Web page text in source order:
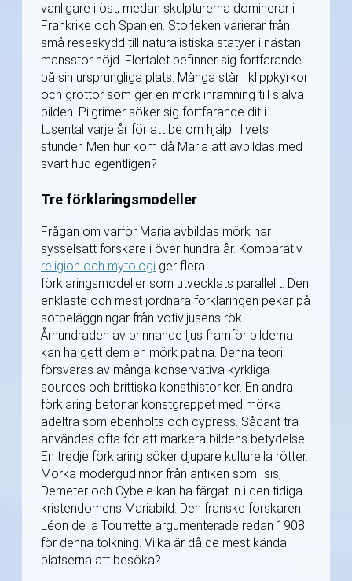
vanligare i öst, medan skulpturerna dominerar i
Frankrike och Spanien. Storleken varierar från
små reseskydd till naturalistiska statyer i nästan
mansstor höjd. Flertalet befinner sig fortfarande
på sin ursprungliga plats. Många står i klippkyrkor
och grottor som ger en mörk inramning till själva
bilden. Pilgrimer söker sig fortfarande dit i
tusental varje år för att be om hjälp i livets
stunder. Men hur kom då Maria att avbildas med
svart hud egentligen?
Tre förklaringsmodeller
Frågan om varför Maria avbildas mörk har
sysselsatt forskare i över hundra år. Komparativ
religion och mytologi ger flera
förklaringsmodeller som utvecklats parallellt. Den
enklaste och mest jordnära förklaringen pekar på
sotbeläggningar från votivljusens rök.
Århundraden av brinnande ljus framför bilderna
kan ha gett dem en mörk patina. Denna teori
försvaras av många konservativa kyrkliga
sources och brittiska konsthistoriker. En andra
förklaring betonar konstgreppet med mörka
ädelträ som ebenholts och cypress. Sådant trä
användes ofta för att markera bildens betydelse.
En tredje förklaring söker djupare kulturella rötter.
Mörka modergudinnor från antiken som Isis,
Demeter och Cybele kan ha färgat in i den tidiga
kristendomens Mariabild. Den franske forskaren
Léon de la Tourrette argumenterade redan 1908
för denna tolkning. Vilka är då de mest kända
platserna att besöka?